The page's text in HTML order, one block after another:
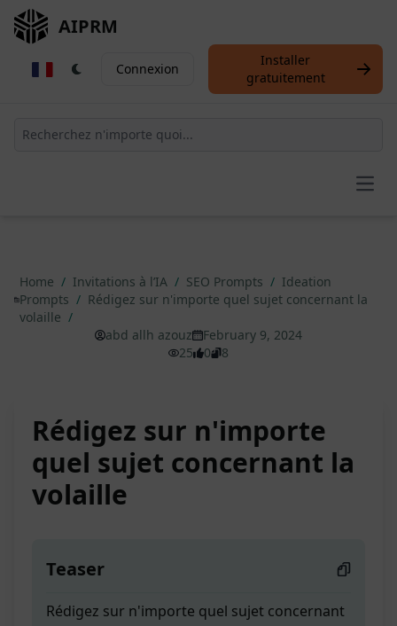
AIPRM
Connexion
Installer
gratuitement
Home / Invitations à l’IA / SEO Prompts / Ideation
Prompts / Rédigez sur n'importe quel sujet concernant la
volaille /
abd allh azouz
February 9, 2024
25
0 8
Rédigez sur n'importe
quel sujet concernant la
volaille
Teaser
Rédigez sur n'importe quel sujet concernant